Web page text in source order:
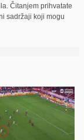
Čitanjem prihvatate
sadržaji koji mogu